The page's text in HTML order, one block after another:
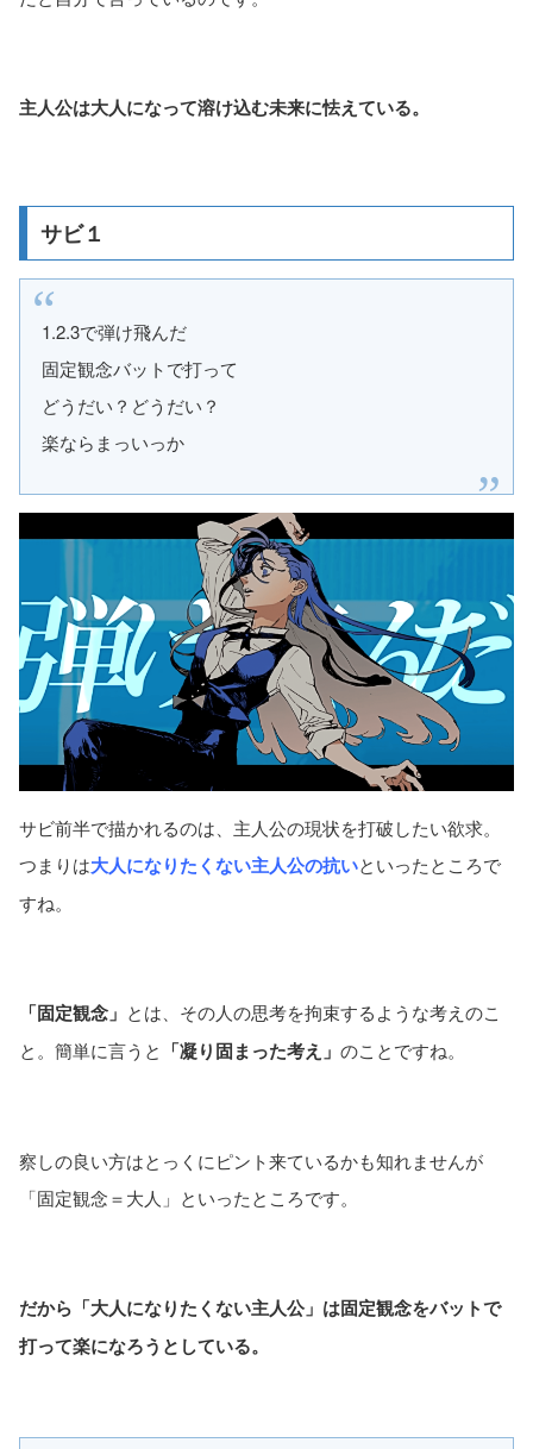
主人公は大人になって溶け込む未来に怯えている。
サビ１
1.2.3で弾け飛んだ
固定観念バットで打って
どうだい？どうだい？
楽ならまっいっか
サビ前半で描かれるのは、主人公の現状を打破したい欲求。
つまりは大人になりたくない主人公の抗いといったところで
すね。
「固定観念」 とは、その人の思考を拘束するような考えのこ
と。簡単に言うと 「凝り固まった考え」 のことですね。
察しの良い方はとっくにピント来ているかも知れませんが
「固定観念＝大人」といったところです。
だから「大人になりたくない主人公」は固定観念をバットで
打って楽になろうとしている。